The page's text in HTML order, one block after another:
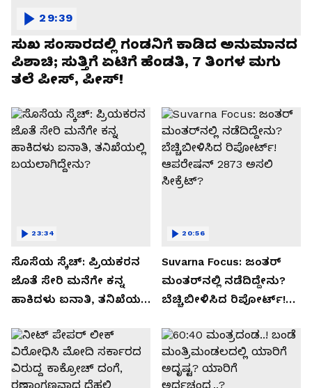
ಸುಖ ಸಂಸಾರದಲ್ಲಿ ಗಂಡನಿಗೆ ಕಾಡಿದ ಅನುಮಾನದ
ಪಿಶಾಚಿ; ಸುತ್ತಿಗೆ ಏಟಿಗೆ ಹೆಂಡತಿ, 7 ತಿಂಗಳ ಮಗು
ತಲೆ ಪೀಸ್, ಪೀಸ್!
29:39
ಸೊಸೆಯ ಸ್ಕೆಚ್: ಪ್ರಿಯಕರನ
ಜೊತೆ ಸೇರಿ ಮನೆಗೇ ಕನ್ನ
ಹಾಕಿದಳು ಐನಾತಿ, ತನಿಖೆಯಲ್ಲಿ
23:34
Suvarna Focus: ಜಂತರ್
ಮಂತರ್‌ನಲ್ಲಿ ನಡೆದಿದ್ದೇನು?
ಬೆಚ್ಚಿಬೀಳಿಸಿದ ರಿಪೋರ್ಟ್!
ಸೀಕ್ರೆಟ್?
20:56